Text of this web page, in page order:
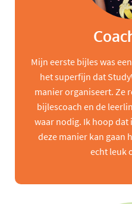
Mijn eerste bijles was
het superfijn dat
manier organiseert. Ze
bijlescoach en de
waar nodig. Ik hoop
deze manier kan gaan
echt leuk